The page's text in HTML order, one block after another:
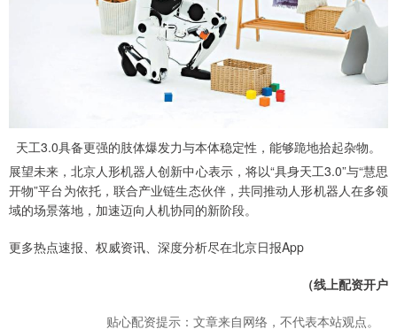
天工3.0具备更强的肢体爆发力与本体稳定性，能够跪地拾起杂物。
展望未来，北京人形机器人创新中心表示，将以“具身天工3.0”与“慧思
开物”平台为依托，联合产业链生态伙伴，共同推动人形机器人在多领
域的场景落地，加速迈向人机协同的新阶段。
更多热点速报、权威资讯、深度分析尽在北京日报App
（线上配资开户
贴心配资提示：文章来自网络，不代表本站观点。